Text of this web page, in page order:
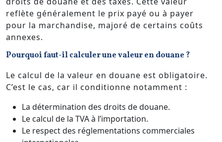
reflète généralement le prix payé ou à payer
pour la marchandise, majoré de certains coûts
annexes.
Pourquoi faut-il calculer une valeur en douane ?
Le calcul de la valeur en douane est obligatoire.
C’est le cas, car il conditionne notamment :
La détermination des droits de douane.
Le calcul de la TVA à l’importation.
Le respect des réglementations commerciales